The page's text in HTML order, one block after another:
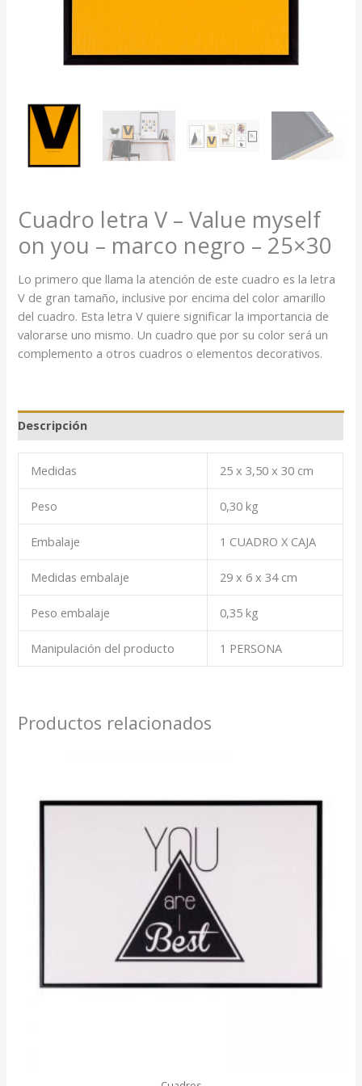
Cuadro letra V – Value myself
on you – marco negro – 25×30
Lo primero que llama la atención de este cuadro es la letra
V de gran tamaño, inclusive por encima del color amarillo
del cuadro. Esta letra V quiere significar la importancia de
valorarse uno mismo. Un cuadro que por su color será un
complemento a otros cuadros o elementos decorativos.
Descripción
Medidas 25 x 3,50 x 30 cm
Peso 0,30 kg
Embalaje 1 CUADRO X CAJA
Medidas embalaje 29 x 6 x 34 cm
Peso embalaje 0,35 kg
Manipulación del producto 1 PERSONA
Productos relacionados